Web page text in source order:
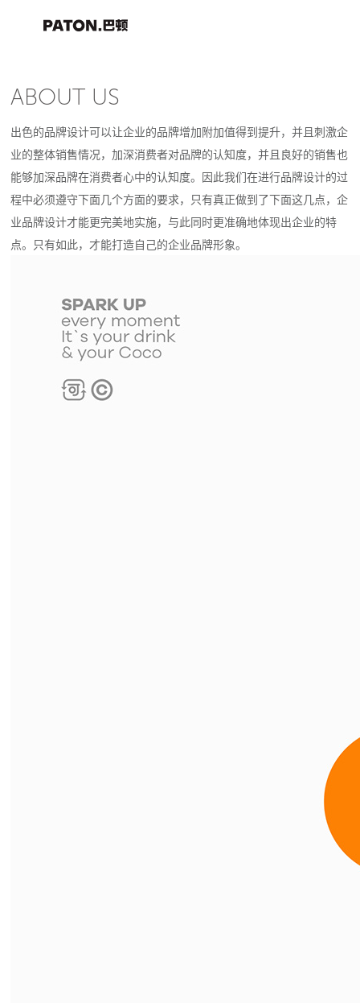
ABOUT US
出色的品牌设计可以让企业的品牌增加附加值得到提升，并且刺激企
业的整体销售情况，加深消费者对品牌的认知度，并且良好的销售也
能够加深品牌在消费者心中的认知度。因此我们在进行品牌设计的过
程中必须遵守下面几个方面的要求，只有真正做到了下面这几点，企
业品牌设计才能更完美地实施，与此同时更准确地体现出企业的特
点。只有如此，才能打造自己的企业品牌形象。